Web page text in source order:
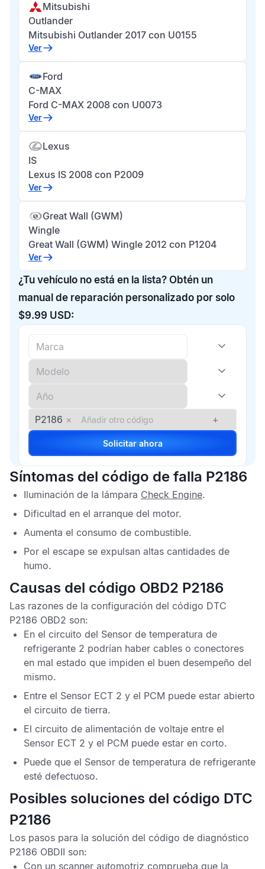
Mitsubishi
Outlander
Mitsubishi Outlander 2017 con U0155
Ver
Ford
C-MAX
Ford C-MAX 2008 con U0073
Ver
Lexus
IS
Lexus IS 2008 con P2009
Ver
Great Wall (GWM)
Wingle
Great Wall (GWM) Wingle 2012 con P1204
Ver
¿Tu vehículo no está en la lista? Obtén un
manual de reparación personalizado por solo
$9.99 USD:
P2186 × +
Solicitar ahora
Síntomas del código de falla P2186
Iluminación de la lámpara Check Engine.
Dificultad en el arranque del motor.
Aumenta el consumo de combustible.
Por el escape se expulsan altas cantidades de
humo.
Causas del código OBD2 P2186
Las razones de la configuración del código DTC
P2186 OBD2 son:
En el circuito del Sensor de temperatura de
refrigerante 2 podrían haber cables o conectores
en mal estado que impiden el buen desempeño del
mismo.
Entre el Sensor ECT 2 y el PCM puede estar abierto
el circuito de tierra.
El circuito de alimentación de voltaje entre el
Sensor ECT 2 y el PCM puede estar en corto.
Puede que el Sensor de temperatura de refrigerante
esté defectuoso.
Posibles soluciones del código DTC
P2186
Los pasos para la solución del código de diagnóstico
P2186 OBDII son:
Con un scanner automotriz comprueba que la